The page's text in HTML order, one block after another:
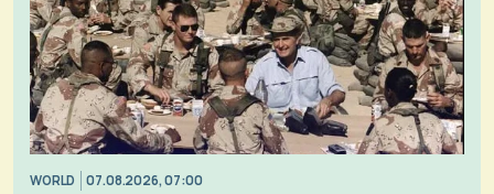
WORLD 07.08.2026, 07:00